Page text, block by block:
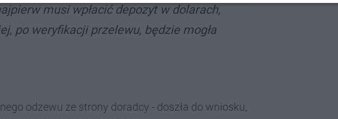
musi wpłacić depozyt w dolarach,
po weryfikacji przelewu, będzie mogła
odzewu ze strony doradcy - doszła do wniosku,